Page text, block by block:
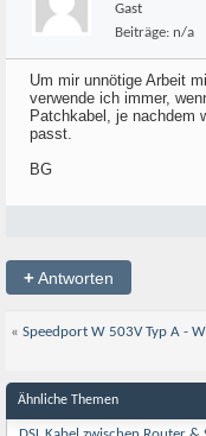
Gast
Beiträge: n/a
Um mir unnötige Arbeit
verwende ich immer,
Patchkabel, je nachdem
passt.
BG
+Antworten
« Speedport W 503V Typ A -
Ähnliche Themen